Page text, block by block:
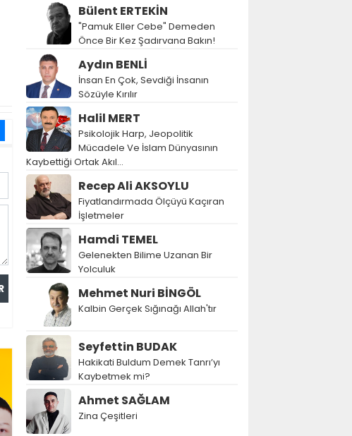
Bülent ERTEKİN
"Pamuk Eller Cebe" Demeden
Önce Bir Kez Şadırvana Bakın!
Aydın BENLİ
İnsan En Çok, Sevdiği İnsanın
Sözüyle Kırılır
Halil MERT
Psikolojik Harp, Jeopolitik
Mücadele Ve İslam Dünyasının
Kaybettiği Ortak Akıl…
Recep Ali AKSOYLU
Fiyatlandırmada Ölçüyü Kaçıran
İşletmeler
Hamdi TEMEL
Gelenekten Bilime Uzanan Bir
Yolculuk
Mehmet Nuri BİNGÖL
Kalbin Gerçek Sığınağı Allah'tır
Seyfettin BUDAK
Hakikati Buldum Demek Tanrı’yı
Kaybetmek mi?
Ahmet SAĞLAM
Zina Çeşitleri